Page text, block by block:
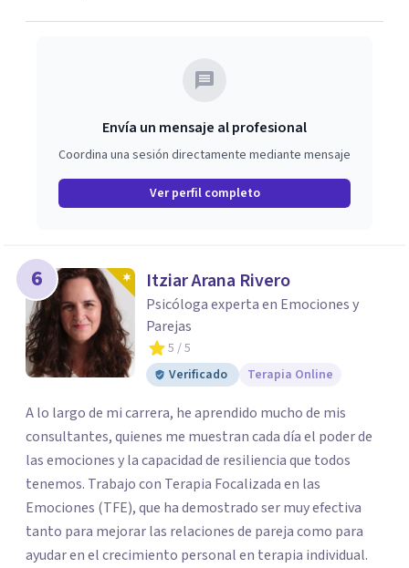
Envía un mensaje al profesional
Coordina una sesión directamente mediante mensaje
Ver perfil completo
6 Itziar Arana Rivero
Psicóloga experta en Emociones y
Parejas
5 / 5
Verificado
Terapia Online
A lo largo de mi carrera, he aprendido mucho de mis
consultantes, quienes me muestran cada día el poder de
las emociones y la capacidad de resiliencia que todos
tenemos. Trabajo con Terapia Focalizada en las
Emociones (TFE), que ha demostrado ser muy efectiva
tanto para mejorar las relaciones de pareja como para
ayudar en el crecimiento personal en terapia individual.